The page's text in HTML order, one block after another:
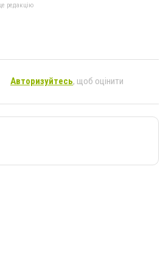
редакцію
Авторизуйтесь, щоб оцінити